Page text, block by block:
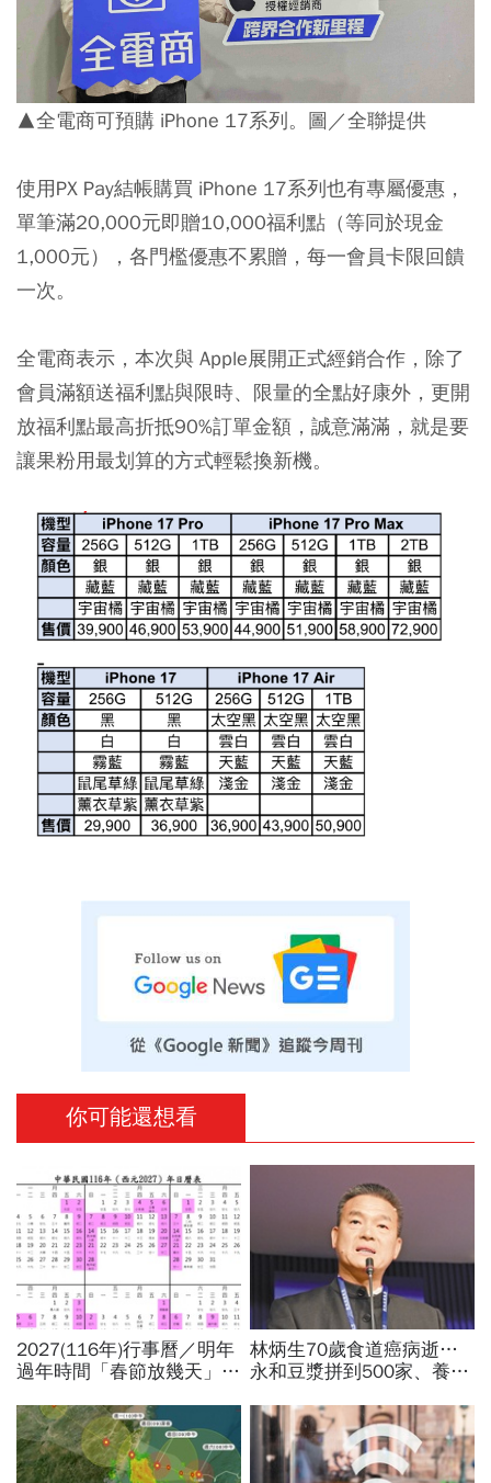
▲全電商可預購 iPhone 17系列。圖／全聯提供
使用PX Pay結帳購買 iPhone 17系列也有專屬優惠，
單筆滿20,000元即贈10,000福利點（等同於現金
1,000元），各門檻優惠不累贈，每一會員卡限回饋
一次。
全電商表示，本次與 Apple展開正式經銷合作，除了
會員滿額送福利點與限時、限量的全點好康外，更開
放福利點最高折抵90%訂單金額，誠意滿滿，就是要
讓果粉用最划算的方式輕鬆換新機。
你可能還想看
2027(116年)行事曆／明年
過年時間「春節放幾天」、
天以上有9個：請假懶人包
林炳生70歲食道癌病逝…
永和豆漿拼到500家、養生
期5症狀：高危險因子是它